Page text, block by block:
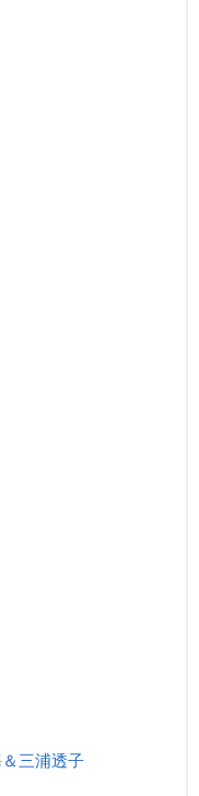
三浦透子